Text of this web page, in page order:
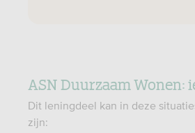
ASN Duurzaam Wonen:
Dit leningdeel kan in deze
zijn: